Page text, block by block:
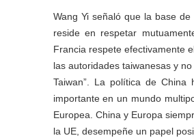
Wang Yi señaló que la base
reside en respetar
Francia respete efectivamente
las autoridades taiwanesas y
Taiwan”. La política de
importante en un mundo
Europea. China y Europa
la UE, desempeñe un papel